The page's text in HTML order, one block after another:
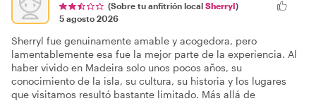
(Sobre tu anfitrión local Sherryl)
5 agosto 2026
Sherryl fue genuinamente amable y acogedora, pero
lamentablemente esa fue la mejor parte de la experiencia. Al
haber vivido en Madeira solo unos pocos años, su
conocimiento de la isla, su cultura, su historia y los lugares
que visitamos resultó bastante limitado. Más allá de